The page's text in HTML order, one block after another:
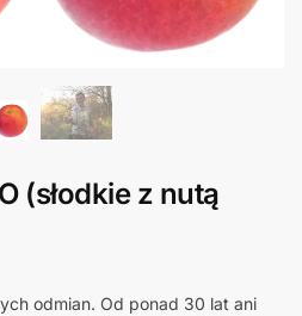
(słodkie z nutą
odmian. Od ponad 30 lat ani